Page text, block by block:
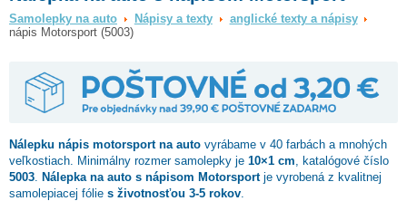
Samolepky na auto Nápisy a texty
anglické texty a nápisy
nápis Motorsport (5003)
Nálepku nápis motorsportna auto vyrábame v 40 farbách a mnohých
veľkostiach. Minimálny rozmer samolepky je 10×1 cm , katalógové číslo
5003
Nálepka na auto s nápisom Motorsportje vyrobená z kvalitnej
samolepiacej fólie s životnosťou 3-5 rokov